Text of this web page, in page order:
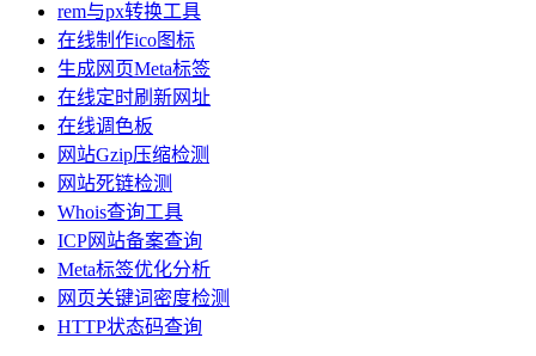
rem与px转换工具
在线制作ico图标
生成网页Meta标签
在线定时刷新网址
在线调色板
网站Gzip压缩检测
网站死链检测
Whois查询工具
ICP网站备案查询
Meta标签优化分析
网页关键词密度检测
HTTP状态码查询